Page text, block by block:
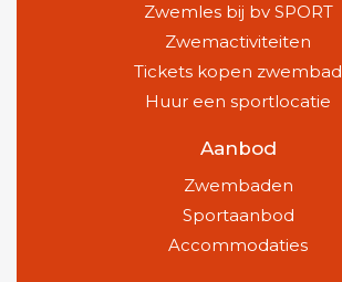
Zwemles bij bv SPORT
Zwemactiviteiten
Tickets kopen zwembad
Huur een sportlocatie
Aanbod
Zwembaden
Sportaanbod
Accommodaties